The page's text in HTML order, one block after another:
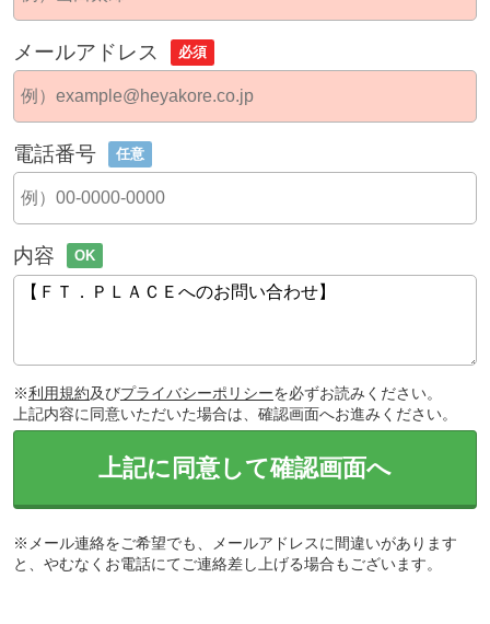
メールアドレス 必須
電話番号 任意
内容 OK
※利用規約及びプライバシーポリシーを必ずお読みください。
上記内容に同意いただいた場合は、確認画面へお進みください。
上記に同意して確認画面へ
※メール連絡をご希望でも、メールアドレスに間違いがあります
と、やむなくお電話にてご連絡差し上げる場合もございます。